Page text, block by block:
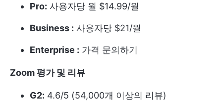
Pro: 사용자당 월 $14.99/월
Business : 사용자당 $21/월
Enterprise : 가격 문의하기
Zoom 평가 및 리뷰
G2: 4.6/5 (54,000개 이상의 리뷰)